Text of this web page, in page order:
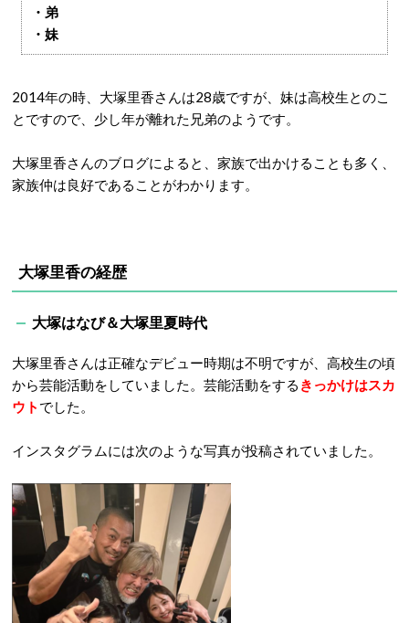
・弟
・妹
2014年の時、大塚里香さんは28歳ですが、妹は高校生とのこ
とですので、少し年が離れた兄弟のようです。
大塚里香さんのブログによると、家族で出かけることも多く、
家族仲は良好であることがわかります。
大塚里香の経歴
大塚はなび＆大塚里夏時代
大塚里香さんは正確なデビュー時期は不明ですが、高校生の頃
から芸能活動をしていました。芸能活動をする きっかけはスカ
ウト でした。
インスタグラムには次のような写真が投稿されていました。